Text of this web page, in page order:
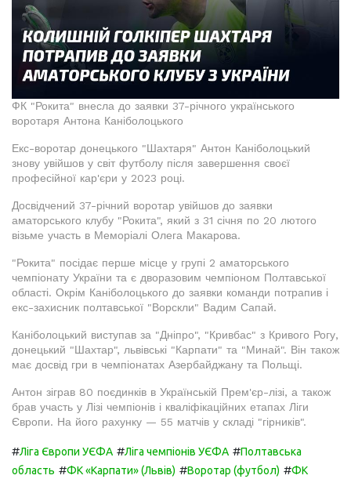
ФК "Рокита" внесла до заявки 37-річного українського
воротаря Антона Каніболоцького
Екс-воротар донецького "Шахтаря" Антон Каніболоцький
знову увійшов у світ футболу після завершення своєї
професійної кар'єри у 2023 році.
Досвідчений 37-річний воротар увійшов до заявки
аматорського клубу "Рокита", який з 31 січня по 20 лютого
візьме участь в Меморіалі Олега Макарова.
"Рокита" посідає перше місце у групі 2 аматорського
чемпіонату України та є дворазовим чемпіоном Полтавської
області. Окрім Каніболоцького до заявки команди потрапив і
екс-захисник полтавської "Ворскли" Вадим Сапай.
Каніболоцький виступав за "Дніпро", "Кривбас" з Кривого Рогу,
донецький "Шахтар", львівські "Карпати" та "Минай". Він також
має досвід гри в чемпіонатах Азербайджану та Польщі.
Антон зіграв 80 поєдинків в Українській Прем'єр-лізі, а також
брав участь у Лізі чемпіонів і кваліфікаційних етапах Ліги
Європи. На його рахунку — 55 матчів у складі "гірників".
#Ліга Європи УЄФА #Ліга чемпіонів УЄФА #Полтавська
область #ФК «Карпати» (Львів) #Воротар (футбол) #ФК